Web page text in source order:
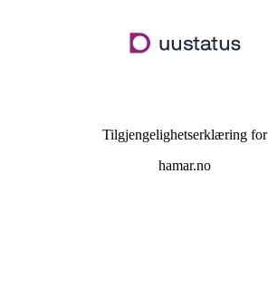
hovedinnhold
Tilgjengelighetserklæring for
hamar.no